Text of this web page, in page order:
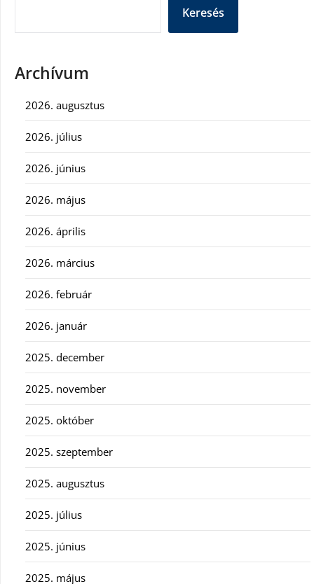
Keresés
Archívum
2026. augusztus
2026. július
2026. június
2026. május
2026. április
2026. március
2026. február
2026. január
2025. december
2025. november
2025. október
2025. szeptember
2025. augusztus
2025. július
2025. június
2025. május